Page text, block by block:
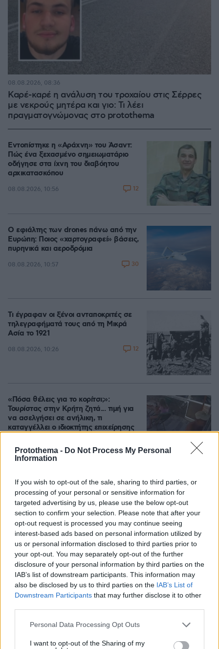
Protothema - Do Not Process My Personal
Information
If you wish to opt-out of the sale, sharing to third parties, or
processing of your personal or sensitive information for
targeted advertising by us, please use the below opt-out
section to confirm your selection. Please note that after your
opt-out request is processed you may continue seeing
interest-based ads based on personal information utilized by
us or personal information disclosed to third parties prior to
your opt-out. You may separately opt-out of the further
disclosure of your personal information by third parties on the
IAB’s list of downstream participants. This information may
also be disclosed by us to third parties on the IAB’s List of
Downstream Participants that may further disclose it to other
Please note that this website/app uses one or more Google
not limited to your visit or usage behaviour. You may click to
Personal Data Processing Opt Outs
I want to opt-out of the Sharing of my
Καρέ-καρέ η ανάλυση του τροχαίου στις Σέρρες
με νεκρούς μητέρα και γιο: Τι λέει
πραγματογνώμονας στο protothema
08.08.2026, 08:36
Εντοπίστηκε η «Αράχνη» του Άσαντ:
Πώς ένα ξεχασμένο σημειωματάριο
οδήγησε στα ίχνη του διαβόητου
αρχικατασκόπου
08.08.2026, 10:56 12
Ο εφιάλτης των drones πάνω από την
Ευρώπη: Ποιος «χαρτογραφεί» βάσεις,
πυρηνικά και αεροδρόμια
08.08.2026, 10:57 30
Τι έγραφαν οι ξένοι ανταποκριτές σε
τηλεγραφήματά τους από τη Μικρά
Ασία το 1921
08.08.2026, 10:26 12
«Πόσα θέλεις για το κορίτσι;»:
Τουρίστας στην Κρήτη ζητά... τιμή για
να ασελγήσει σε ανήλικη, τι
καταγγέλλει ο ιδιοκτήτης επιχείρησης
Η φωτογραφία του Τσιτσιπά αγκαλιά
με τη σύντροφό του στην Ελβετία και
η βραδινή έξοδός τους για φαγητό
Ο «Δράκος» του Λονδίνου: 40χρονος
με προβλήματα όρασης σκότωνε και
βίαζε γυναίκες, η αστυνομία τον είχε
συλλάβει και τον άφησε ελεύθερο